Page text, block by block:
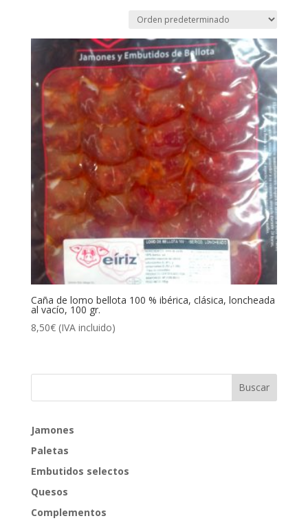
Caña de lomo bellota 100 % ibérica, clásica, loncheada
al vacío, 100 gr.
8,50€ (IVA incluido)
Jamones
Paletas
Embutidos selectos
Quesos
Complementos